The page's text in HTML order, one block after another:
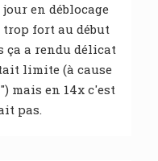
en déblocage
fort au début
ça a rendu délicat
limite (à cause
mais en 14x c'est
pas.